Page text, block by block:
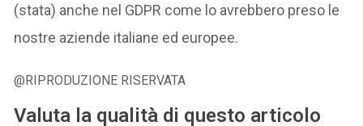
(stata) anche nel GDPR come lo avrebbero preso le
nostre aziende italiane ed europee.
@RIPRODUZIONE RISERVATA
Valuta la qualità di questo articolo